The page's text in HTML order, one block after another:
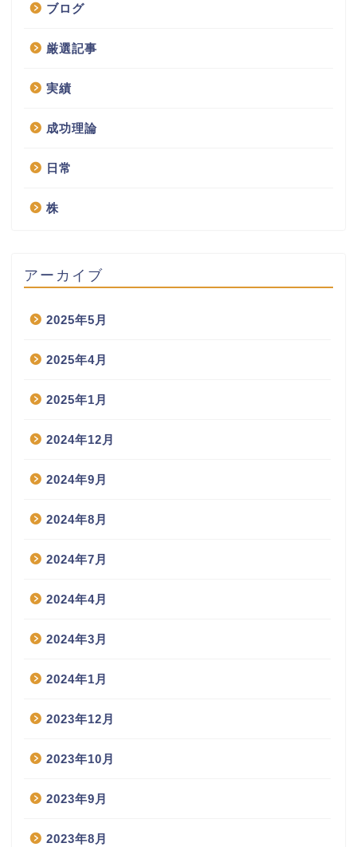
ブログ
厳選記事
実績
成功理論
日常
株
アーカイブ
2025年5月
2025年4月
2025年1月
2024年12月
2024年9月
2024年8月
2024年7月
2024年4月
2024年3月
2024年1月
2023年12月
2023年10月
2023年9月
2023年8月